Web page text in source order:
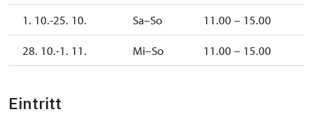
1. 10.-25. 10. Sa–So 11.00 – 15.00
28. 10.-1. 11. Mi–So 11.00 – 15.00
Eintritt